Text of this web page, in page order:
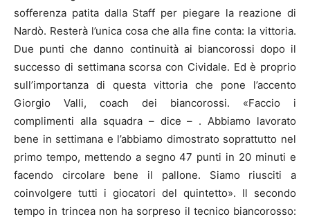
sofferenza patita dalla Staff per piegare la reazione di
Nardò. Resterà l’unica cosa che alla fine conta: la vittoria.
Due punti che danno continuità ai biancorossi dopo il
successo di settimana scorsa con Cividale. Ed è proprio
sull’importanza di questa vittoria che pone l’accento
Giorgio Valli, coach dei biancorossi. «Faccio i
complimenti alla squadra – dice – . Abbiamo lavorato
bene in settimana e l’abbiamo dimostrato soprattutto nel
primo tempo, mettendo a segno 47 punti in 20 minuti e
facendo circolare bene il pallone. Siamo riusciti a
coinvolgere tutti i giocatori del quintetto». Il secondo
tempo in trincea non ha sorpreso il tecnico biancorosso: